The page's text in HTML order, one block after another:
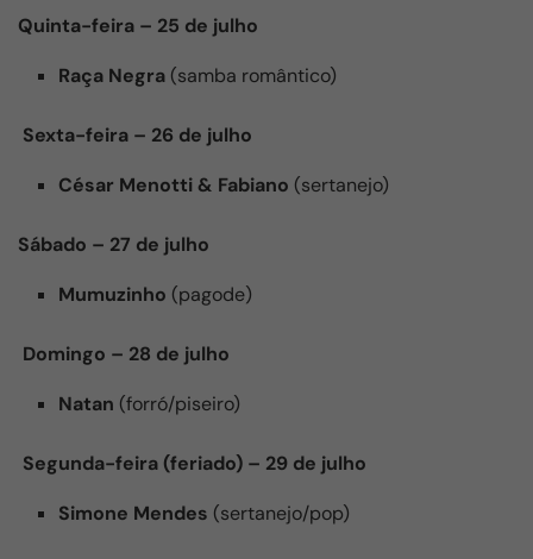
Quinta-feira – 25 de julho
Raça Negra (samba romântico)
Sexta-feira – 26 de julho
César Menotti & Fabiano (sertanejo)
Sábado – 27 de julho
Mumuzinho (pagode)
Domingo – 28 de julho
Natan (forró/piseiro)
Segunda-feira (feriado) – 29 de julho
Simone Mendes (sertanejo/pop)